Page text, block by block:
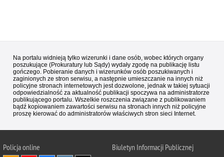
Na portalu widnieją tylko wizerunki i dane osób, wobec których organy
poszukujące (Prokuratury lub Sądy) wydały zgodę na publikację listu
gończego. Pobieranie danych i wizerunków osób poszukiwanych i
zaginionych ze stron serwisu, a następnie umieszczanie na innych niż
policyjne stronach internetowych jest dozwolone, jednak w takiej sytuacji
odpowiedzialność za aktualność publikacji spoczywa na administratorze
publikującego portalu. Wszelkie roszczenia związane z publikowaniem
bądź kopiowaniem zawartości serwisu na stronach innych niż policyjne
proszę kierować do administratorów właściwych stron sieci Internet.
Policjaonline Biuletyn Informacji Publicznej